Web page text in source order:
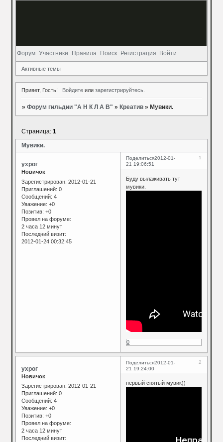
Форум Участники Правила Поиск Регистрация Войти
Активные темы
Привет, Гость! Войдитеили зарегистрируйтесь.
»Форум гильдии "А Н К Л А В" » Креатив » Мувики.
Мувики.
Страница:1
Поделиться 1
2012-01-
21 19:06:51
ухрог
Новичок
Зарегистрирован: 2012-01-21
Приглашений: 0
Сообщений: 4
Уважение: +0
Позитив: +0
Провел на форуме:
2 часа 12 минут
Последний визит:
2012-01-24 00:32:45
Буду вылаживать тут
мувики.
0
Поделиться 2
2012-01-
21 19:24:00
ухрог
Новичок
Зарегистрирован: 2012-01-21
Приглашений: 0
Сообщений: 4
Уважение: +0
Позитив: +0
Провел на форуме:
2 часа 12 минут
Последний визит:
первый снятый мувик))